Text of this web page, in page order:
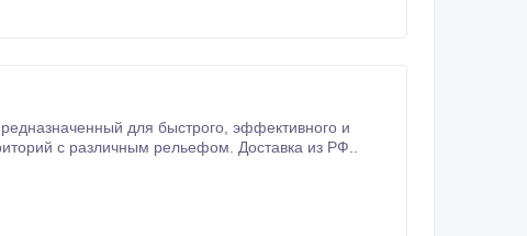
насыпей, а также больших территорий с различным рельефом. Доставка из РФ..